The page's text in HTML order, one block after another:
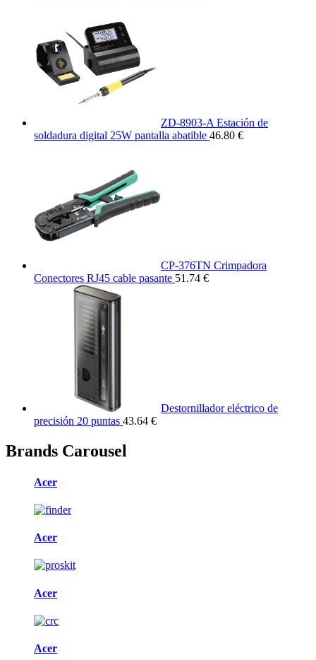
ZD-8903-A Estación de
soldadura digital 25W pantalla abatible 46.80 €
CP-376TN Crimpadora
Conectores RJ45 cable pasante 51.74 €
Destornillador eléctrico de
precisión 20 puntas 43.64 €
Brands Carousel
Acer
Acer
Acer
Acer